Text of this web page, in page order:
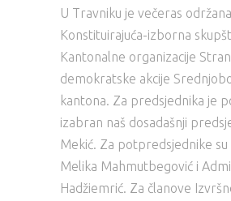
U Travniku je večeras održana
Konstituirajuća-izborna
Kantonalne organizacije
demokratske akcije
kantona. Za predsjednika je
izabran naš dosadašnji
Mekić. Za potpredsjednike su
Melika Mahmutbegović i
Hadžiemrić. Za članove